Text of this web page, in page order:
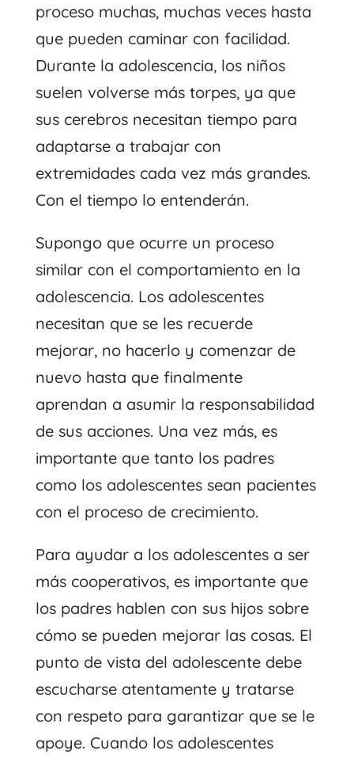
proceso muchas, muchas veces hasta
que pueden caminar con facilidad.
Durante la adolescencia, los niños
suelen volverse más torpes, ya que
sus cerebros necesitan tiempo para
adaptarse a trabajar con
extremidades cada vez más grandes.
Con el tiempo lo entenderán.
Supongo que ocurre un proceso
similar con el comportamiento en la
adolescencia. Los adolescentes
necesitan que se les recuerde
mejorar, no hacerlo y comenzar de
nuevo hasta que finalmente
aprendan a asumir la responsabilidad
de sus acciones. Una vez más, es
importante que tanto los padres
como los adolescentes sean pacientes
con el proceso de crecimiento.
Para ayudar a los adolescentes a ser
más cooperativos, es importante que
los padres hablen con sus hijos sobre
cómo se pueden mejorar las cosas. El
punto de vista del adolescente debe
escucharse atentamente y tratarse
con respeto para garantizar que se le
apoye. Cuando los adolescentes